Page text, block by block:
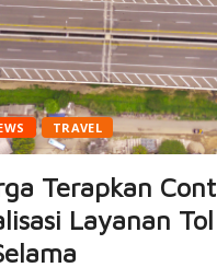
TRAVEL
Terapkan
Layanan